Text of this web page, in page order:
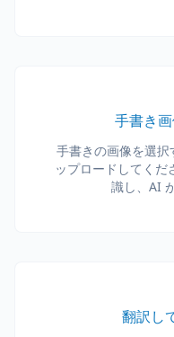
手書き
手書きの画像を選
ップロードしてくだ
識し、AI
翻訳し